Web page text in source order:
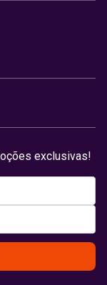
exclusivas!